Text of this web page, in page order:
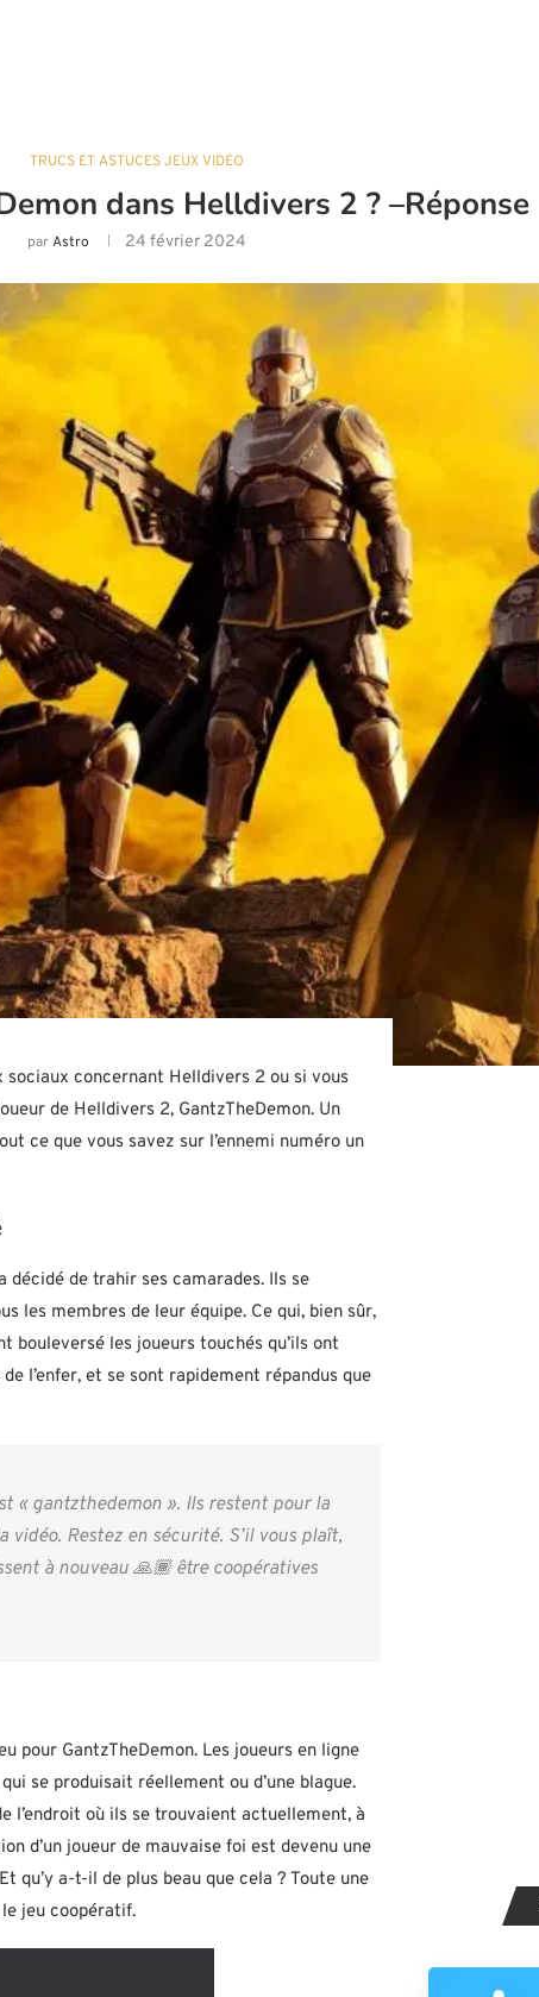
TRUCS ET ASTUCES JEUX VIDÉO
dans Helldivers 2 ? –Réponse
parAstro 24 février 2024
sociaux concernant Helldivers 2 ou si vous
de Helldivers 2, GantzTheDemon. Un
ce que vous savez sur l’ennemi numéro un
décidé de trahir ses camarades. Ils se
les membres de leur équipe. Ce qui, bien sûr,
bouleversé les joueurs touchés qu’ils ont
l’enfer, et se sont rapidement répandus que
« gantzthedemon ». Ils restent pour la
Restez en sécurité. S’il vous plaît,
à nouveau 🙏🏾 être coopératives
pour GantzTheDemon. Les joueurs en ligne
se produisait réellement ou d’une blague.
l’endroit où ils se trouvaient actuellement, à
d’un joueur de mauvaise foi est devenu une
qu’y a-t-il de plus beau que cela ? Toute une
jeu coopératif.